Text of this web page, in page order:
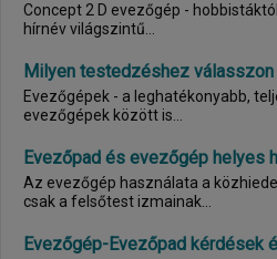
Concept 2 D evezőgép - hobbistáktól a
hírnév világszintű...
Milyen testedzéshez
Evezőgépek - a leghatékonyabb,
evezőgépek között is...
Evezőpad és evezőgép helyes
Az evezőgép használata a
csak a felsőtest izmainak...
Evezőgép-Evezőpad kérdések